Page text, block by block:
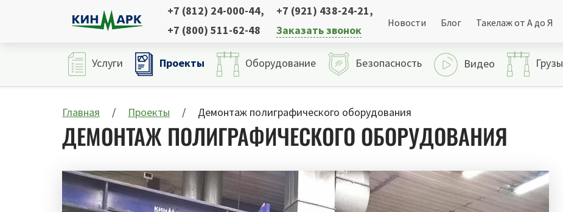
+7 (812) 24-000-44, +7 (921) 438-24-21,
+7 (800) 511-62-48
Заказать звонок
Новости Блог Такелаж от А до Я
Услуги Проекты Оборудование Безопасность Видео Грузы
Главная Проекты Демонтаж полиграфического оборудования
ДЕМОНТАЖ ПОЛИГРАФИЧЕСКОГО ОБОРУДОВАНИЯ